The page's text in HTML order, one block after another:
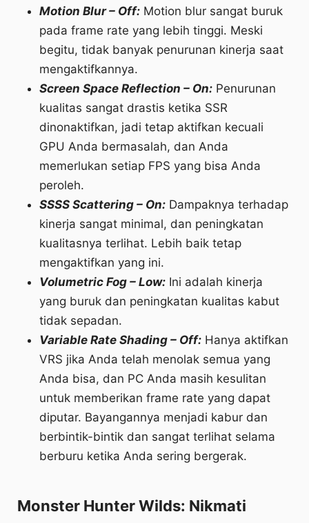
Motion Blur – Off: Motion blur sangat buruk
pada frame rate yang lebih tinggi. Meski
begitu, tidak banyak penurunan kinerja saat
mengaktifkannya.
Screen Space Reflection – On: Penurunan
kualitas sangat drastis ketika SSR
dinonaktifkan, jadi tetap aktifkan kecuali
GPU Anda bermasalah, dan Anda
memerlukan setiap FPS yang bisa Anda
peroleh.
SSSS Scattering – On: Dampaknya terhadap
kinerja sangat minimal, dan peningkatan
kualitasnya terlihat. Lebih baik tetap
mengaktifkan yang ini.
Volumetric Fog – Low: Ini adalah kinerja
yang buruk dan peningkatan kualitas kabut
tidak sepadan.
Variable Rate Shading – Off: Hanya aktifkan
VRS jika Anda telah menolak semua yang
Anda bisa, dan PC Anda masih kesulitan
untuk memberikan frame rate yang dapat
diputar. Bayangannya menjadi kabur dan
berbintik-bintik dan sangat terlihat selama
berburu ketika Anda sering bergerak.
Monster Hunter Wilds: Nikmati